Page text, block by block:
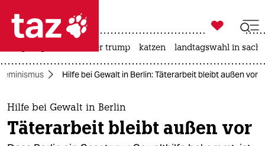
 taz zahl ich
taz zahl ich
themen
politik

taz zahl ich
usa unter trump katzen landtagswahl in
Hilfe bei Gewalt in Berlin: Täterarbeit bleibt außen vor
Hilfe bei Gewalt in Berlin
Täterarbeit bleibt außen vor